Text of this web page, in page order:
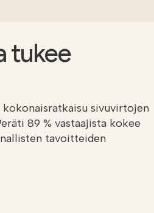
tukee
sivuvirtojen
89 % vastaajista kokee
tavoitteiden